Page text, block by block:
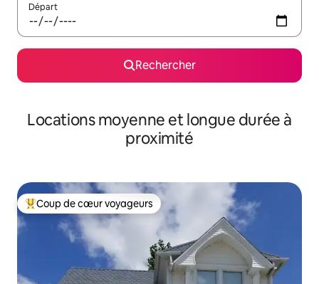
Départ
Rechercher
Locations moyenne et longue durée à
proximité
Coups de cœur voyageurs les plus appréciés
Coup de cœur voyageurs